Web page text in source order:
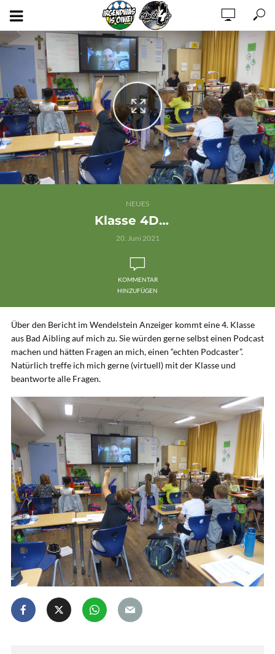
NEUES
Klasse 4D…
20. Juni 2021
KOMMENTAR
HINZUFÜGEN
Über den Bericht im Wendelstein Anzeiger kommt eine 4. Klasse
aus Bad Aibling auf mich zu. Sie würden gerne selbst einen Podcast
machen und hätten Fragen an mich, einen “echten Podcaster”.
Natürlich treffe ich mich gerne (virtuell) mit der Klasse und
beantworte alle Fragen.